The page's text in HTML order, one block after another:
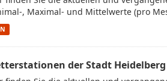
, Maximal- und Mittelwerte (pro
der Stadt Heidelberg